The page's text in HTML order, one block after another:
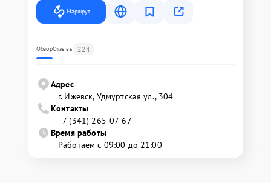
Маршрут
ОбзорОтзывы 224
Адрес
г. Ижевск, Удмуртская ул., 304
Контакты
+7 (341) 265-07-67
Время работы
Работаем с 09:00 до 21:00